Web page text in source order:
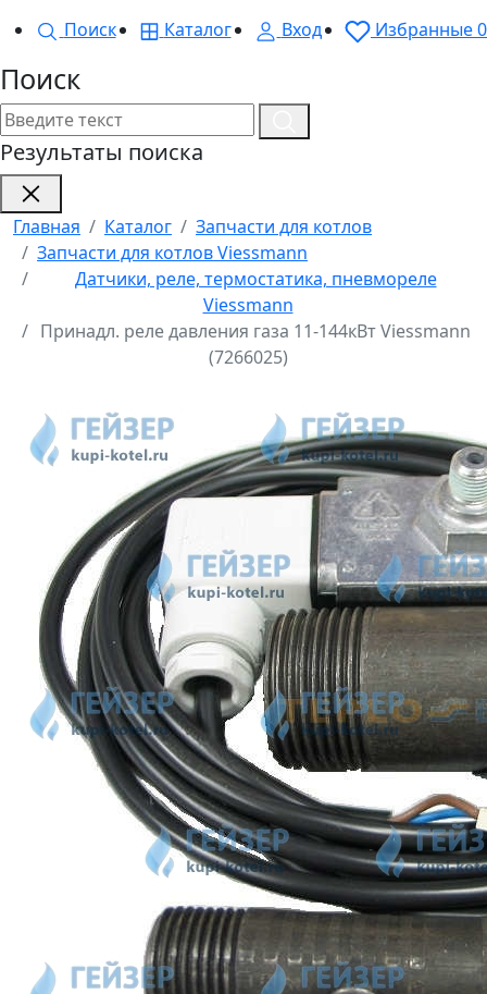
Поиск
Каталог Вход Избранные0
Поиск
Результаты поиска
Главная Каталог
Запчасти для котлов
Запчасти для котлов Viessmann
Датчики, реле, термостатика, пневмореле
Viessmann
Принадл. реле давления газа 11-144кВт Viessmann
(7266025)